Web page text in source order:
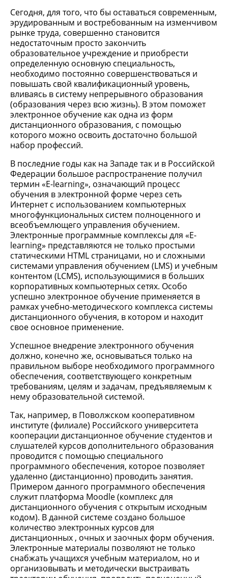
Сегодня, для того, что бы оставаться современным,
эрудированным и востребованным на изменчивом
рынке труда, совершенно становится
недостаточным просто закончить
образовательное учреждение и приобрести
определенную основную специальность,
необходимо постоянно совершенствоваться и
повышать свой квалификационный уровень,
вливаясь в систему непрерывного образования
(образования через всю жизнь). В этом поможет
электронное обучение как одна из форм
дистанционного образования, с помощью
которого можно освоить достаточно большой
набор профессий.
В последние годы как на Западе так и в Российской
Федерации большое распространение получил
термин «E-learning», означающий процесс
обучения в электронной форме через сеть
Интернет с использованием компьютерных
многофункциональных систем полноценного и
всеобъемлющего управления обучением.
Электронные программные комплексы для «E-
learning» представляются не только простыми
статическими HTML страницами, но и сложными
системами управления обучением (LMS) и учебным
контентом (LCMS), использующимися в больших
корпоративных компьютерных сетях. Особо
успешно электронное обучение применяется в
рамках учебно-методического комплекса системы
дистанционного обучения, в котором и находит
свое основное применение.
Успешное внедрение электронного обучения
должно, конечно же, основываться только на
правильном выборе необходимого программного
обеспечения, соответствующего конкретным
требованиям, целям и задачам, предъявляемым к
нему образовательной системой.
Так, например, в Поволжском кооперативном
институте (филиале) Российского университета
кооперации дистанционное обучение студентов и
слушателей курсов дополнительного образования
проводится с помощью специального
программного обеспечения, которое позволяет
удаленно (дистанционно) проводить занятия.
Примером данного программного обеспечения
служит платформа Moodle (комплекс для
дистанционного обучения с открытым исходным
кодом). В данной системе создано большое
количество электронных курсов для
дистанционных , очных и заочных форм обучения.
Электронные материалы позволяют не только
снабжать учащихся учебным материалом, но и
организовывать и методически выстраивать